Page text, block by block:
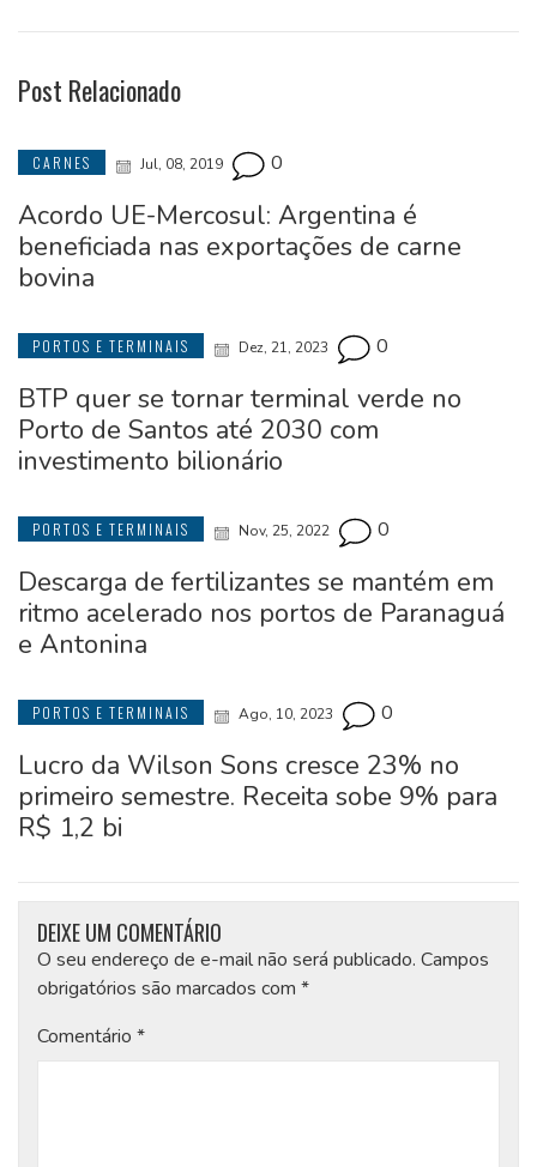
Post Relacionado
CARNES Jul, 08, 2019 0
Acordo UE-Mercosul: Argentina é
beneficiada nas exportações de carne
bovina
PORTOS E TERMINAIS Dez, 21, 2023 0
BTP quer se tornar terminal verde no
Porto de Santos até 2030 com
investimento bilionário
PORTOS E TERMINAIS Nov, 25, 2022 0
Descarga de fertilizantes se mantém em
ritmo acelerado nos portos de Paranaguá
e Antonina
PORTOS E TERMINAIS Ago, 10, 2023 0
Lucro da Wilson Sons cresce 23% no
primeiro semestre. Receita sobe 9% para
R$ 1,2 bi
DEIXE UM COMENTÁRIO
O seu endereço de e-mail não será publicado. Campos
obrigatórios são marcados com *
Comentário *